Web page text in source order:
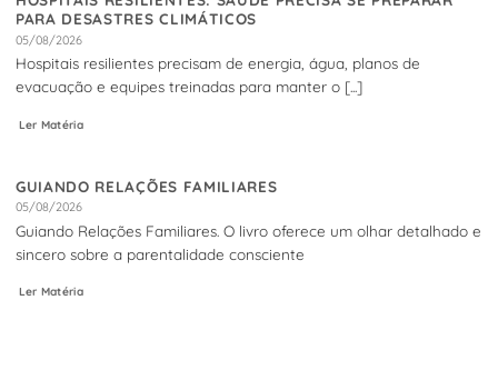
PARA DESASTRES CLIMÁTICOS
05/08/2026
Hospitais resilientes precisam de energia, água, planos de
evacuação e equipes treinadas para manter o [...]
Ler Matéria
GUIANDO RELAÇÕES FAMILIARES
05/08/2026
Guiando Relações Familiares. O livro oferece um olhar detalhado e
sincero sobre a parentalidade consciente
Ler Matéria